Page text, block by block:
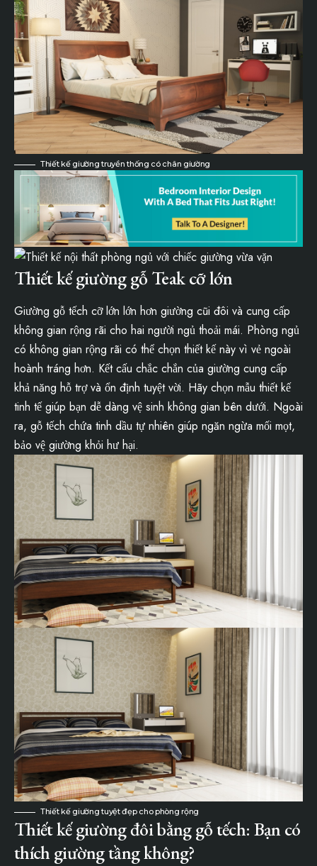
Thiết kế giường truyền thống có chân giường
Thiết kế giường gỗ Teak cỡ lớn
Giường gỗ tếch cỡ lớn lớn hơn giường cũi đôi và cung cấp
không gian rộng rãi cho hai người ngủ thoải mái. Phòng ngủ
có không gian rộng rãi có thể chọn thiết kế này vì vẻ ngoài
hoành tráng hơn. Kết cấu chắc chắn của giường cung cấp
khả năng hỗ trợ và ổn định tuyệt vời. Hãy chọn mẫu thiết kế
tinh tế giúp bạn dễ dàng vệ sinh không gian bên dưới. Ngoài
ra, gỗ tếch chứa tinh dầu tự nhiên giúp ngăn ngừa mối mọt,
bảo vệ giường khỏi hư hại.
Thiết kế giường tuyệt đẹp cho phòng rộng
Thiết kế giường đôi bằng gỗ tếch: Bạn có
thích giường tầng không?